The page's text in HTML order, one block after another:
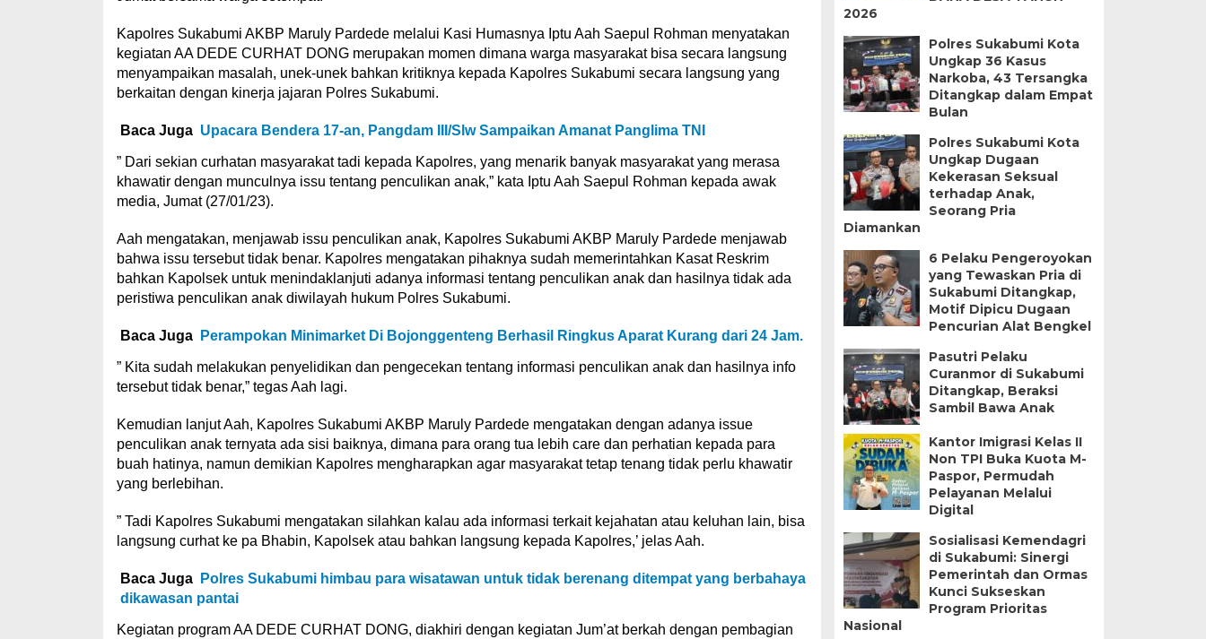
Kapolres Sukabumi AKBP Maruly Pardede melalui Kasi Humasnya Iptu Aah Saepul Rohman menyatakan
kegiatan AA DEDE CURHAT DONG merupakan momen dimana warga masyarakat bisa secara langsung
menyampaikan masalah, unek-unek bahkan kritiknya kepada Kapolres Sukabumi secara langsung yang
berkaitan dengan kinerja jajaran Polres Sukabumi.
Baca Juga Upacara Bendera 17-an, Pangdam III/Slw Sampaikan Amanat Panglima TNI
” Dari sekian curhatan masyarakat tadi kepada Kapolres, yang menarik banyak masyarakat yang merasa
khawatir dengan munculnya issu tentang penculikan anak,” kata Iptu Aah Saepul Rohman kepada awak
media, Jumat (27/01/23).
Aah mengatakan, menjawab issu penculikan anak, Kapolres Sukabumi AKBP Maruly Pardede menjawab
bahwa issu tersebut tidak benar. Kapolres mengatakan pihaknya sudah memerintahkan Kasat Reskrim
bahkan Kapolsek untuk menindaklanjuti adanya informasi tentang penculikan anak dan hasilnya tidak ada
peristiwa penculikan anak diwilayah hukum Polres Sukabumi.
Baca Juga Perampokan Minimarket Di Bojonggenteng Berhasil Ringkus Aparat Kurang dari 24 Jam.
” Kita sudah melakukan penyelidikan dan pengecekan tentang informasi penculikan anak dan hasilnya info
tersebut tidak benar,” tegas Aah lagi.
Kemudian lanjut Aah, Kapolres Sukabumi AKBP Maruly Pardede mengatakan dengan adanya issue
penculikan anak ternyata ada sisi baiknya, dimana para orang tua lebih care dan perhatian kepada para
buah hatinya, namun demikian Kapolres mengharapkan agar masyarakat tetap tenang tidak perlu khawatir
yang berlebihan.
” Tadi Kapolres Sukabumi mengatakan silahkan kalau ada informasi terkait kejahatan atau keluhan lain, bisa
langsung curhat ke pa Bhabin, Kapolsek atau bahkan langsung kepada Kapolres,’ jelas Aah.
Baca Juga
Polres Sukabumi himbau para wisatawan untuk tidak berenang ditempat yang berbahaya
dikawasan pantai
Kegiatan program AA DEDE CURHAT DONG, diakhiri dengan kegiatan Jum’at berkah dengan pembagian
2026
Polres Sukabumi Kota
Ungkap 36 Kasus
Narkoba, 43 Tersangka
Ditangkap dalam Empat
Bulan
Polres Sukabumi Kota
Ungkap Dugaan
Kekerasan Seksual
terhadap Anak,
Seorang Pria
Diamankan
6 Pelaku Pengeroyokan
yang Tewaskan Pria di
Sukabumi Ditangkap,
Motif Dipicu Dugaan
Pencurian Alat Bengkel
Pasutri Pelaku
Curanmor di Sukabumi
Ditangkap, Beraksi
Sambil Bawa Anak
Kantor Imigrasi Kelas II
Non TPI Buka Kuota M-
Paspor, Permudah
Pelayanan Melalui
Digital
Sosialisasi Kemendagri
di Sukabumi: Sinergi
Pemerintah dan Ormas
Kunci Sukseskan
Program Prioritas
Nasional